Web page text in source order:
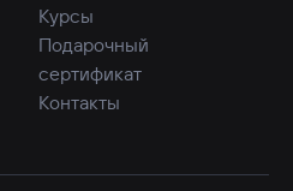
Курсы
Подарочный
сертификат
Контакты